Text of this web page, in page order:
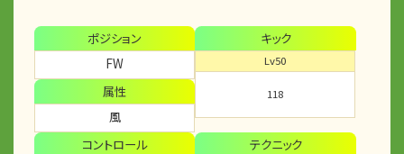
ポジション
FW
属性
風
キック
Lv50
118
コントロール テクニック